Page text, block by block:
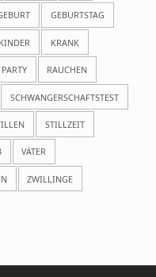
GEBURTSTAG
KINDER KRANK
PARTY RAUCHEN
SCHWANGERSCHAFTSTEST
STILLZEIT
VÄTER
ZWILLINGE